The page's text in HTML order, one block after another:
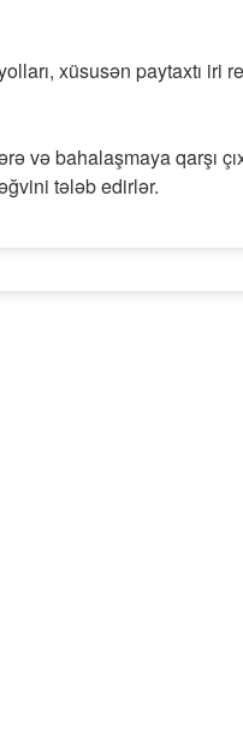
xüsusən paytaxtı iri
və bahalaşmaya qarşı
tələb edirlər.